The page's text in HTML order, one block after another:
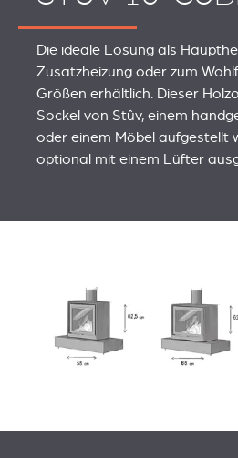
Die ideale Lösung als
Zusatzheizung oder zum
Größen erhältlich. Dieser
Sockel von Stûv, einem
oder einem Möbel aufgestellt
optional mit einem Lüfter